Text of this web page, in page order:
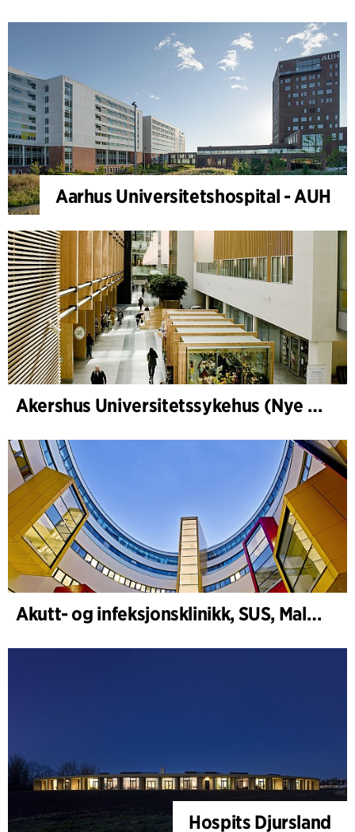
Aarhus Universitetshospital - AUH
Akershus Universitetssykehus (Nye Ahus)
Akutt- og infeksjonsklinikk, SUS, Malmö
Hospits Djursland